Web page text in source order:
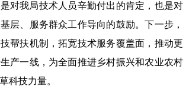
对我局技术人员辛勤付出的肯定，也是对
层、服务群众工作导向的鼓励。下一步，
帮扶机制，拓宽技术服务覆盖面，推动更
产一线，为全面推进乡村振兴和农业农村
科技力量。